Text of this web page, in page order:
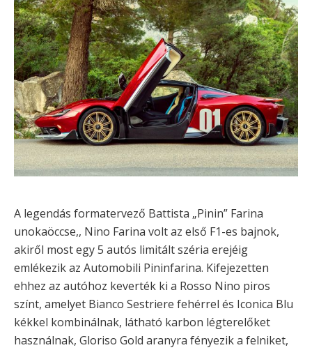
A legendás formatervező Battista „Pinin” Farina
unokaöccse,, Nino Farina volt az első F1-es bajnok,
akiről most egy 5 autós limitált széria erejéig
emlékezik az Automobili Pininfarina. Kifejezetten
ehhez az autóhoz keverték ki a Rosso Nino piros
színt, amelyet Bianco Sestriere fehérrel és Iconica Blu
kékkel kombinálnak, látható karbon légterelőket
használnak, Gloriso Gold aranyra fényezik a felniket,